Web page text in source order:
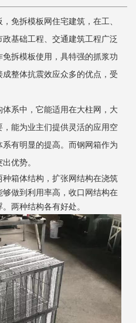
免拆模板网住宅建筑，在工、
基础工程、交通建筑工程广泛
拆模板使用，具特强的抓浆功
整体抗震效应众多的优点，受
系中，它能适用在大柱网，大
能为业主们提供灵活的应用空
有明显的提高。而钢网箱作为
优势。
箱体结构，扩张网结构在浇筑
做到利用率高，收口网结构在
两种结构各有好处。